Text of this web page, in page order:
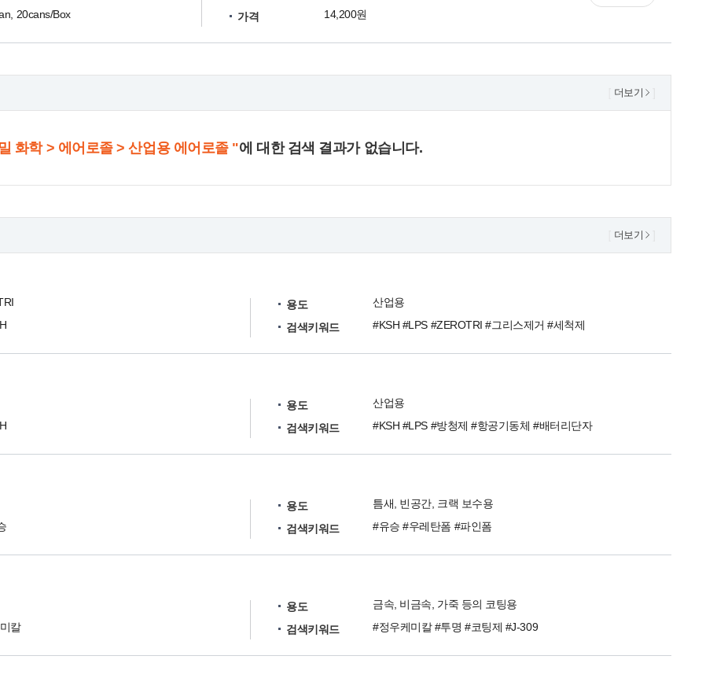
20cans/Box
가격
14,200원
더보기
화학 > 에어로졸 > 산업용 에어로졸 "에 대한 검색 결과가 없습니다.
더보기
용도
산업용
검색키워드
#KSH #LPS #ZEROTRI #그리스제거 #세척제
용도
산업용
검색키워드
#KSH #LPS #방청제 #항공기동체 #배터리단자
용도
틈새, 빈공간, 크랙 보수용
검색키워드
#유승 #우레탄폼 #파인폼
칼
용도
금속, 비금속, 가죽 등의 코팅용
검색키워드
#정우케미칼 #투명 #코팅제 #J-309